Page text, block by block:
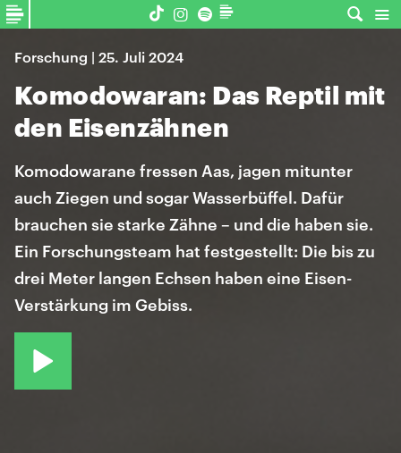
Forschung | 25. Juli 2024
Komodowaran: Das Reptil mit
den Eisenzähnen
Komodowarane fressen Aas, jagen mitunter
auch Ziegen und sogar Wasserbüffel. Dafür
brauchen sie starke Zähne – und die haben sie.
Ein Forschungsteam hat festgestellt: Die bis zu
drei Meter langen Echsen haben eine Eisen-
Verstärkung im Gebiss.